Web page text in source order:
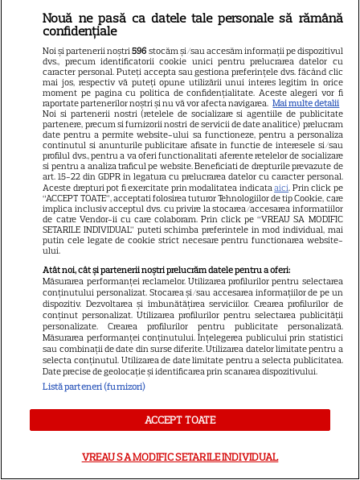
a rupt topurile de audiență. Ce
șanse sunt pentru Sezonul 2
ARTICOLE PARTENERI
Horoscop 3 august 2026.
Gemenii primesc vești
contradictorii
Loto 6/49 din 2 august 2026.
Numerele extrase duminică
Nouă ne pasă ca datele tale personale să rămână
confidențiale
Noi și partenerii noștri596 stocăm și/sau accesăm informații pe dispozitivul
dvs., precum identificatorii cookie unici pentru prelucrarea datelor cu
caracter personal. Puteți accepta sau gestiona preferințele dvs. făcând clic
mai jos, respectiv vă puteți opune utilizării unui interes legitim în orice
moment pe pagina cu politica de confidențialitate. Aceste alegeri vor fi
raportate partenerilor noștri și nu vă vor afecta navigarea. Mai multe detalii
Noi si partenerii nostri (retelele de socializare si agentiile de publicitate
partenere, precum si furnizorii nostri de servicii de date analitice) prelucram
date pentru a permite website-ului sa functioneze, pentru a personaliza
continutul si anunturile publicitare afisate in functie de interesele si/sau
profilul dvs., pentru a va oferi functionalitati aferente retelelor de socializare
si pentru a analiza traficul pe website. Beneficiati de drepturile prevazute de
art. 15-22 din GDPR in legatura cu prelucrarea datelor cu caracter personal.
Aceste drepturi pot fi exercitate prin modalitatea indicataaici. Prin click pe
“ACCEPT TOATE”, acceptati folosirea tuturor Tehnologiilor de tip Cookie, care
implica inclusiv acceptul dvs. cu privire la stocarea/accesarea informatiilor
de catre Vendor-ii cu care colaboram. Prin click pe “VREAU SA MODIFIC
SETARILE INDIVIDUAL” puteti schimba preferintele in mod individual, mai
putin cele legate de cookie strict necesare pentru functionarea website-
ului.
Atât noi, cât și partenerii noștri prelucrăm datele pentru a oferi:
Măsurarea performanței reclamelor. Utilizarea profilurilor pentru selectarea
conținutului personalizat. Stocarea și/sau accesarea informațiilor de pe un
dispozitiv. Dezvoltarea și îmbunătățirea serviciilor. Crearea profilurilor de
conținut personalizat. Utilizarea profilurilor pentru selectarea publicității
personalizate. Crearea profilurilor pentru publicitate personalizată.
Măsurarea performanței conținutului. Înțelegerea publicului prin statistici
sau combinații de date din surse diferite. Utilizarea datelor limitate pentru a
selecta conținutul. Utilizarea de date limitate pentru a selecta publicitatea.
Date precise de geolocație și identificarea prin scanarea dispozitivului.
Listă parteneri (furnizori)
ACCEPT TOATE
VREAU SA MODIFIC SETARILE INDIVIDUAL